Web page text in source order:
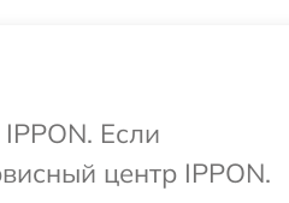
Если
центр IPPON.